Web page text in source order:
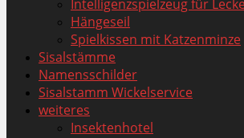
Intelligenzspielzeug für
Hängeseil
Spielkissen mit Katzenminze
Sisalstämme
Namensschilder
Sisalstamm Wickelservice
weiteres
Insektenhotel